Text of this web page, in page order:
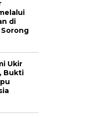
di
Ukir
Bukti